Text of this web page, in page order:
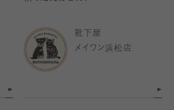
靴下屋
メイワン浜松店